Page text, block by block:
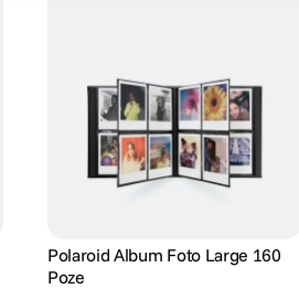
Polaroid Album Foto Large 160
Poze